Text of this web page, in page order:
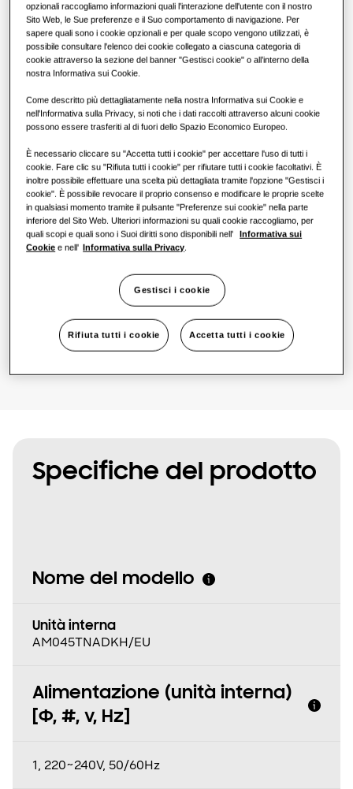
SOLUZIONI COMMERCIALI
Hotel
Ristoranti
Uffici
Sostenibilità
One Samsung
Incentivi e detrazioni
Soluzioni di climatizzazione
Comandi
Cassetta360
ClimateHub & Hydro Unit
Soluzioni con pompe di calore
Prodotti
CAPACITÀ 4.5KW
WindFree Parete (EEV esclusa)
AM045TNADKH/EU
Capacità disponibile
1.5KW 2.2KW 2.8KW 3.6KW
4.5KW 5.6KW 7.1KW 8.2KW
Potenza disponibile
Trova un installatore
Specifiche del prodotto
Nome del modello
Unità interna
AM045TNADKH/EU
Alimentazione (unità interna)
[Φ, #, v, Hz]
1, 220~240V, 50/60Hz
opzionali raccogliamo informazioni quali l'interazione dell'utente con il nostro
Sito Web, le Sue preferenze e il Suo comportamento di navigazione. Per
sapere quali sono i cookie opzionali e per quale scopo vengono utilizzati, è
possibile consultare l'elenco dei cookie collegato a ciascuna categoria di
cookie attraverso la sezione del banner "Gestisci cookie" o all’interno della
nostra Informativa sui Cookie.
Come descritto più dettagliatamente nella nostra Informativa sui Cookie e
nell'Informativa sulla Privacy, si noti che i dati raccolti attraverso alcuni cookie
possono essere trasferiti al di fuori dello Spazio Economico Europeo.
È necessario cliccare su "Accetta tutti i cookie" per accettare l'uso di tutti i
cookie. Fare clic su "Rifiuta tutti i cookie" per rifiutare tutti i cookie facoltativi. È
inoltre possibile effettuare una scelta più dettagliata tramite l'opzione "Gestisci i
cookie". È possibile revocare il proprio consenso e modificare le proprie scelte
in qualsiasi momento tramite il pulsante "Preferenze sui cookie" nella parte
inferiore del Sito Web. Ulteriori informazioni su quali cookie raccogliamo, per
quali scopi e quali sono i Suoi diritti sono disponibili nell'
Informativa sui
Cookie e nell' Informativa sulla Privacy.
Gestisci i cookie
Rifiuta tutti i cookie Accetta tutti i cookie